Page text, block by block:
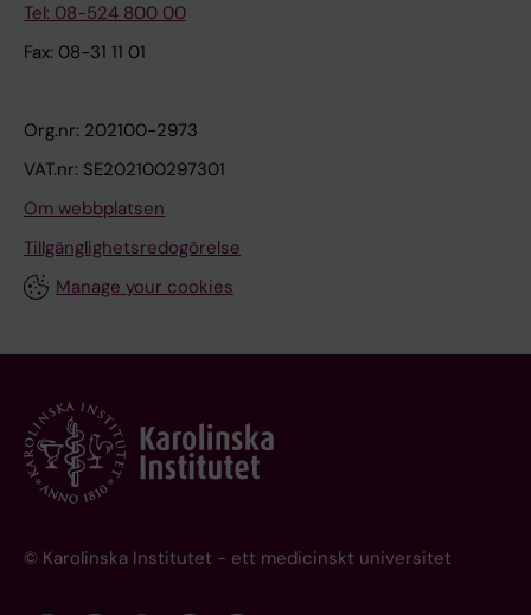
Tel: 08-524 800 00
Fax: 08-31 11 01
Org.nr: 202100-2973
VAT.nr: SE202100297301
Om webbplatsen
Tillgänglighetsredogörelse
Manage your cookies
© Karolinska Institutet - ett medicinskt universitet